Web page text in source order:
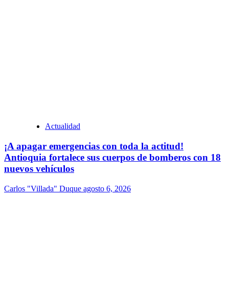
Actualidad
¡A apagar emergencias con toda la actitud!
Antioquia fortalece sus cuerpos de bomberos con 18
nuevos vehículos
Carlos "Villada" Duque agosto 6, 2026